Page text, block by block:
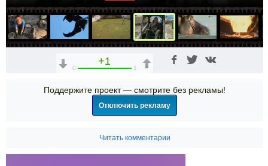
+1
0 1
Поддержите проект — смотрите без рекламы!
Отключить рекламу
Читать комментарии